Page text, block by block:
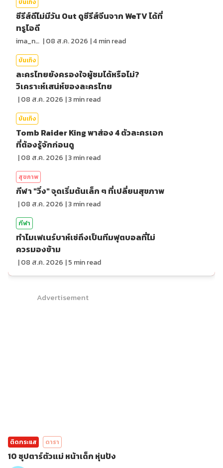
บันเทิง
ซีรีส์ดีไม่มีวัน Out ดูซีรีส์จีนจาก WeTV ได้ที่
ทรูไอดี
ima_nan |08 ส.ค. 2026 |4min read
บันเทิง
ละครไทยยังครองใจผู้ชมได้หรือไม่?
วิเคราะห์เสน่ห์ของละครไทย
|08 ส.ค. 2026 |3min read
บันเทิง
Tomb Raider King พาส่อง 4 ตัวละครเอก
ที่ต้องรู้จักก่อนดู
|08 ส.ค. 2026 |3min read
สุขภาพ
กีฬา "วิ่ง" จุดเริ่มต้นเล็ก ๆ ที่เปลี่ยนสุขภาพ
|08 ส.ค. 2026 |3min read
กีฬา
ทำไมเฟเนร์บาห์เช่ถึงเป็นทีมฟุตบอลที่ไม่
ควรมองข้าม
|08 ส.ค. 2026 |5 min read
Advertisement
ติดกระแส ดารา
10 ซุปตาร์ตัวแม่ หน้าเด็ก หุ่นปัง